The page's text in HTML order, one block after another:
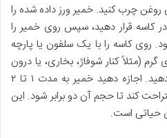
چرب کنید. خمیر ورز داده شده را
کاسه قرار دهید، سپس روی خمیر را
کاسه را با یک سلفون یا پارچه
(مثلاً کنار شوفاژ، بخاری، یا درون
فر خاموش با چراغ روشن) قرار دهید. اجازه دهید خمیر به مدت ۱ تا ۲
کند تا حجم آن دو برابر شود. این
حیاتی است.